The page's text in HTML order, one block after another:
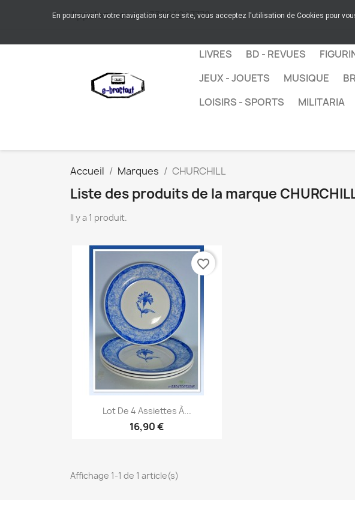
Appelez-nous :+33664267772
LIVRES BD - REVUES
JEUX - JOUETS
MUSIQUE
LOISIRS - SPORTS
MILITARIA
Accueil Marques CHURCHILL
Liste des produits de la marque
Il y a 1 produit.
Aperçu rapide
Lot De 4 Assiettes À...
16,90 €
favorite_border
Affichage 1-1 de 1 article(s)
En poursuivant votre navigation sur ce site, vous acceptez l'utilisation de Cookies pour